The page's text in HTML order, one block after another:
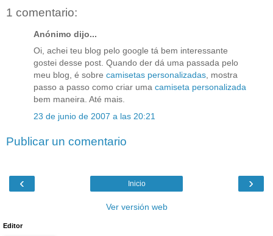
1 comentario:
Anónimo dijo...
Oi, achei teu blog pelo google tá bem interessante
gostei desse post. Quando der dá uma passada pelo
meu blog, é sobre camisetas personalizadas, mostra
passo a passo como criar uma camiseta personalizada
bem maneira. Até mais.
23 de junio de 2007 a las 20:21
Publicar un comentario
‹ ›
Inicio
Ver versión web
Editor